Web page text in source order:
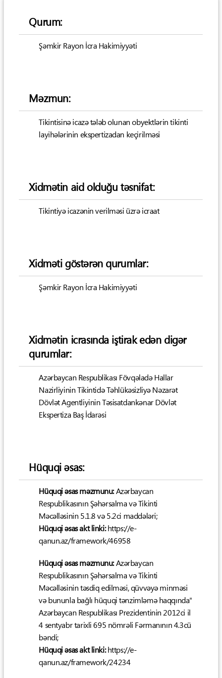
Qurum:
Şəmkir Rayon İcra Hakimiyyəti
Məzmun:
Tikintisinə icazə tələb olunan obyektlərin tikinti
layihələrinin ekspertizadan keçirilməsi
Xidmətin aid olduğu təsnifat:
Tikintiyə icazənin verilməsi üzrə icraat
Xidməti göstərən qurumlar:
Şəmkir Rayon İcra Hakimiyyəti
Xidmətin icrasında iştirak edən digər
qurumlar:
Azərbaycan Respublikası Fövqəladə Hallar
Nazirliyinin Tikintidə Təhlükəsizliyə Nəzarət
Dövlət Agentliyinin Təsisatdankənar Dövlət
Ekspertiza Baş İdarəsi
Hüquqi əsas:
Hüquqi əsas məzmunu:Azərbaycan
Respublikasının Şəhərsalma və Tikinti
Məcəlləsinin 5.1.8 və 5.2ci maddələri;
Hüquqi əsas akt linki:https://e-
qanun.az/framework/46958
Hüquqi əsas məzmunu:Azərbaycan
Respublikasının Şəhərsalma və Tikinti
Məcəlləsinin təsdiq edilməsi, qüvvəyə minməsi
və bununla bağlı hüquqi tənzimləmə haqqında"
Azərbaycan Respublikası Prezidentinin 2012ci il
4 sentyabr tarixli 695 nömrəli Fərmanının 4.3cü
bəndi;
Hüquqi əsas akt linki:https://e-
qanun.az/framework/24234